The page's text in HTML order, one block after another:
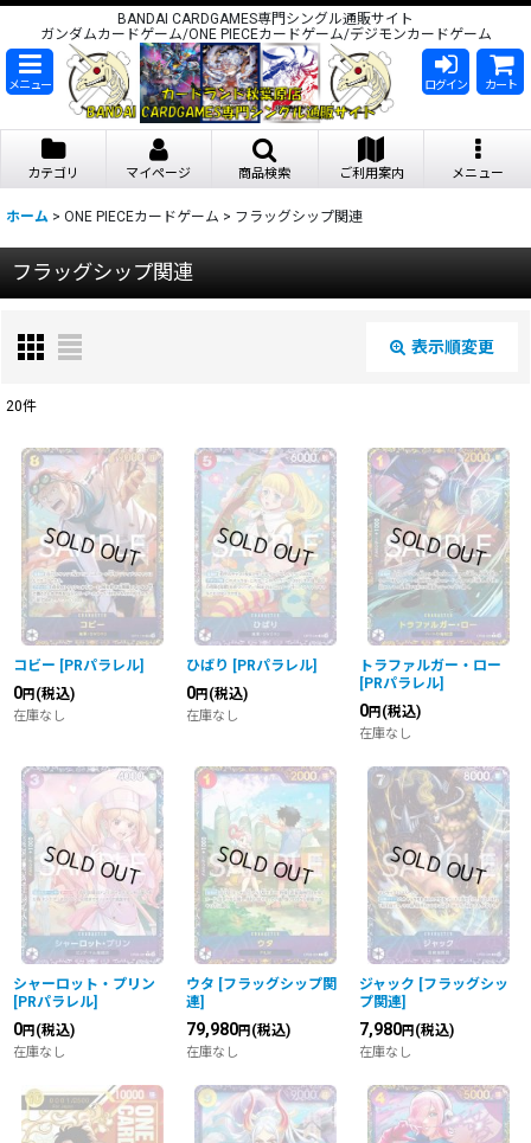
BANDAI CARDGAMES専門シングル通販サイト
ガンダムカードゲーム/ONE PIECEカードゲーム/デジモンカードゲーム
メニュー ログイン カート
カテゴリ マイページ 商品検索 ご利用案内 メニュー
ホーム > ONE PIECEカードゲーム > フラッグシップ関連
フラッグシップ関連
表示順変更
在庫あり
並び順:
絞り込む
20件
コビー [PRパラレル]
0円 (税込)
在庫なし
ひばり [PRパラレル]
0円 (税込)
在庫なし
トラファルガー・ロー
[PRパラレル]
0円 (税込)
在庫なし
シャーロット・プリン
[PRパラレル]
0円 (税込)
在庫なし
ウタ [フラッグシップ関
連]
79,980円 (税込)
在庫なし
ジャック [フラッグシッ
プ関連]
7,980円 (税込)
在庫なし